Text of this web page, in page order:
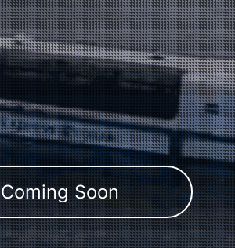
Coming Soon